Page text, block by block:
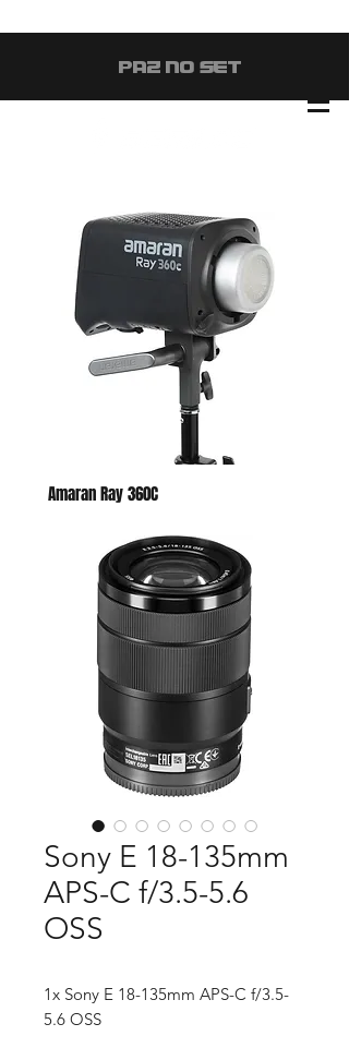
#PAZ NO SET
Amaran Ray 360C
Sony E 18-135mm
APS-C f/3.5-5.6
OSS
1x Sony E 18-135mm APS-C f/3.5-
5.6 OSS